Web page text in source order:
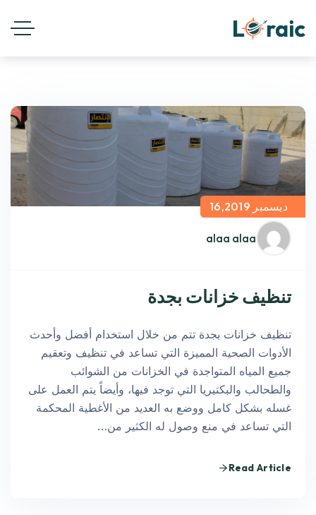
alaa alaa
ديسمبر 16,2019
تنظيف خزانات بجدة
تنظيف خزانات بجدة تتم من خلال استخدام أفضل وأحدث
الأدوات الصحية المميزة التي تساعد في تنظيف وتعقيم
جميع المياه المتواجدة في الخزانات من الشوائب
والطحالب والبكتيريا التي توجد فيها، وأيضاً يتم العمل على
غسله بشكل كامل ووضع به العديد من الأغطية المحكمة
التي تساعد في منع وصول له الكثير من…
Read Article